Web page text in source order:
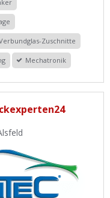
Zuschnitte
Mechatronik